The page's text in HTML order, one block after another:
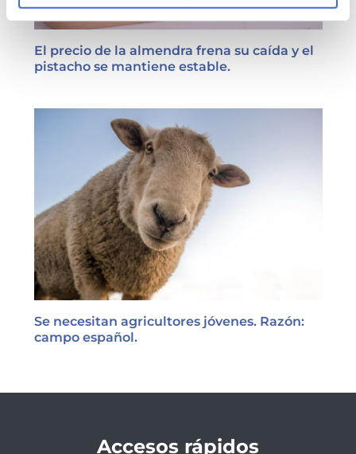
El precio de la almendra frena su caída y el
pistacho se mantiene estable.
Se necesitan agricultores jóvenes. Razón:
campo español.
Accesos rápidos